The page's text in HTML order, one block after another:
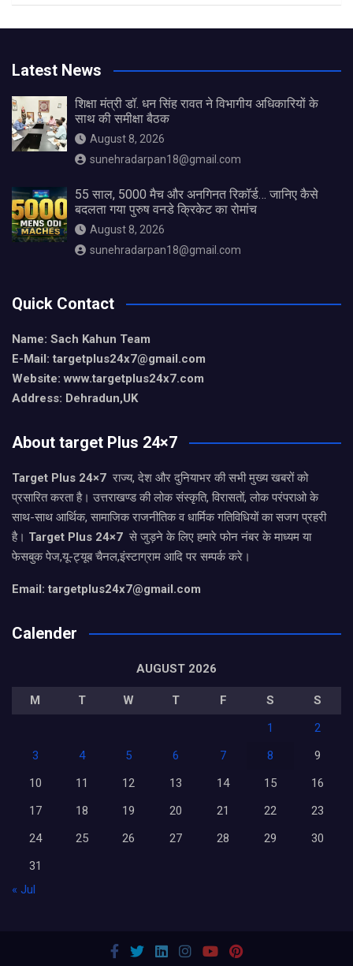
Latest News
शिक्षा मंत्री डॉ. धन सिंह रावत ने विभागीय अधिकारियों के
साथ की समीक्षा बैठक
August 8, 2026
sunehradarpan18@gmail.com
55 साल, 5000 मैच और अनगिनत रिकॉर्ड… जानिए कैसे
बदलता गया पुरुष वनडे क्रिकेट का रोमांच
August 8, 2026
sunehradarpan18@gmail.com
Quick Contact
Name: Sach Kahun Team
E-Mail: targetplus24x7@gmail.com
Website: www.targetplus24x7.com
Address: Dehradun,UK
About target Plus 24×7
Target Plus 24×7 राज्य, देश और दुनियाभर की सभी मुख्य खबरों को
प्रसारित करता है। उत्तराखण्ड की लोक संस्कृति, विरासतों, लोक परंपराओ के
साथ-साथ आर्थिक, सामाजिक राजनीतिक व धार्मिक गतिविधियों का सजग प्रहरी
है। Target Plus 24×7 से जुड़ने के लिए हमारे फोन नंबर के माध्यम या
फेसबुक पेज,यू-ट्यूब चैनल,इंस्टाग्राम आदि पर सम्पर्क करे।
Email: targetplus24x7@gmail.com
Calender
AUGUST 2026
M T W T F S
S
1
2
3
4 5 6 7 8
9
10
11 12 13 14 15
16
17
18 19 20 21 22
23
24
25 26 27 28 29
30
31
« Jul